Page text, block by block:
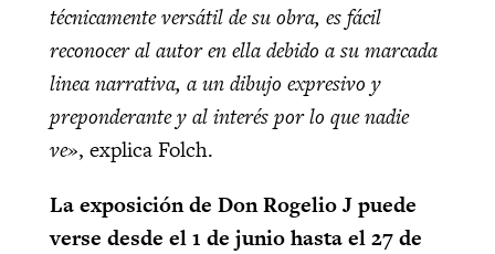
técnicamente versátil de su obra, es fácil
reconocer al autor en ella debido a su marcada
linea narrativa, a un dibujo expresivo y
preponderante y al interés por lo que nadie
ve», explica Folch.
La exposición de Don Rogelio J puede
verse desde el 1 de junio hasta el 27 de